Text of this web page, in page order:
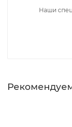
Наши